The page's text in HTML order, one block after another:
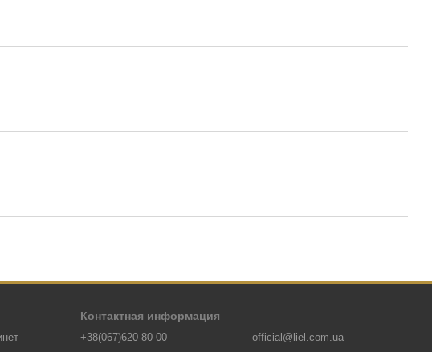
Контактная информация
+38(067)620-80-00 official@liel.com.ua